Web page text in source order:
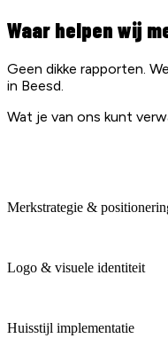
Waar helpen wij
Geen dikke rapporten.
in Beesd.
Wat je van ons kunt
Merkstrategie &
Logo & visuele identiteit
Huisstijl implementatie